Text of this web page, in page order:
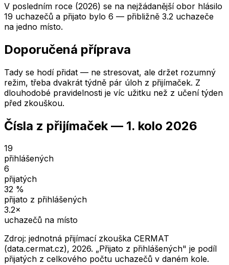
V posledním roce (2026) se na nejžádanější obor hlásilo
19 uchazečů a přijato bylo 6 — přibližně 3.2 uchazeče
na jedno místo.
Doporučená příprava
Tady se hodí přidat — ne stresovat, ale držet rozumný
režim, třeba dvakrát týdně pár úloh z přijímaček. Z
dlouhodobé pravidelnosti je víc užitku než z učení týden
před zkouškou.
Čísla z přijímaček — 1. kolo 2026
19
přihlášených
6
přijatých
32 %
přijato z přihlášených
3.2×
uchazečů na místo
Zdroj: jednotná přijímací zkouška CERMAT
(data.cermat.cz), 2026. „Přijato z přihlášených" je podíl
přijatých z celkového počtu uchazečů v daném kole.